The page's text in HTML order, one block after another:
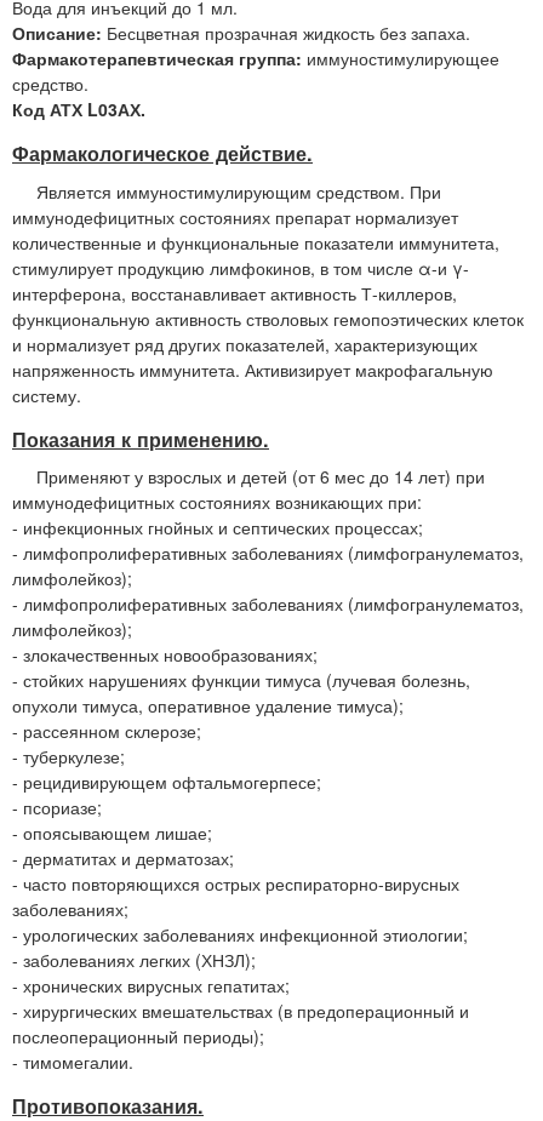
Вода для инъекций до 1 мл.
Описание: Бесцветная прозрачная жидкость без запаха.
Фармакотерапевтическая группа: иммуностимулирующее
средство.
Код АТХ L03АХ.
Фармакологическое действие.
Является иммуностимулирующим средством. При
иммунодефицитных состояниях препарат нормализует
количественные и функциональные показатели иммунитета,
стимулирует продукцию лимфокинов, в том числе α-и γ-
интерферона, восстанавливает активность Т-киллеров,
функциональную активность стволовых гемопоэтических клеток
и нормализует ряд других показателей, характеризующих
напряженность иммунитета. Активизирует макрофагальную
систему.
Показания к применению.
Применяют у взрослых и детей (от 6 мес до 14 лет) при
иммунодефицитных состояниях возникающих при:
- инфекционных гнойных и септических процессах;
- лимфопролиферативных заболеваниях (лимфогранулематоз,
лимфолейкоз);
- лимфопролиферативных заболеваниях (лимфогранулематоз,
лимфолейкоз);
- злокачественных новообразованиях;
- стойких нарушениях функции тимуса (лучевая болезнь,
опухоли тимуса, оперативное удаление тимуса);
- рассеянном склерозе;
- туберкулезе;
- рецидивирующем офтальмогерпесе;
- псориазе;
- опоясывающем лишае;
- дерматитах и дерматозах;
- часто повторяющихся острых респираторно-вирусных
заболеваниях;
- урологических заболеваниях инфекционной этиологии;
- заболеваниях легких (ХНЗЛ);
- хронических вирусных гепатитах;
- хирургических вмешательствах (в предоперационный и
послеоперационный периоды);
- тимомегалии.
Противопоказания.